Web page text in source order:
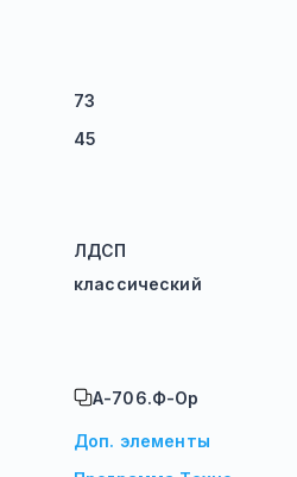
73
45
ЛДСП
классический
А-706.Ф-Ор
Доп. элементы